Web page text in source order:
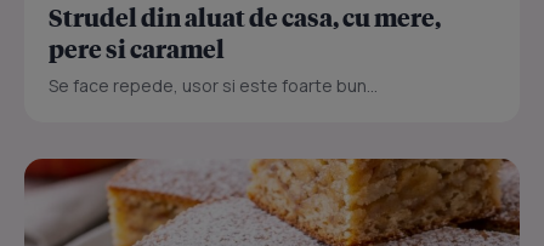
Strudel din aluat de casa, cu mere,
pere si caramel
Se face repede, usor si este foarte bun...